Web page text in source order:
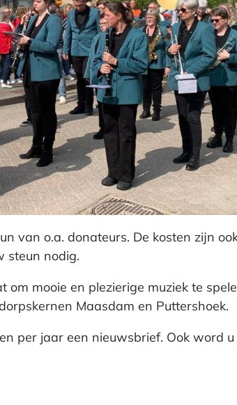
van o.a. donateurs. De kosten zijn
steun nodig.
mooie en plezierige muziek te
Maasdam en Puttershoek.
per jaar een nieuwsbrief. Ook word